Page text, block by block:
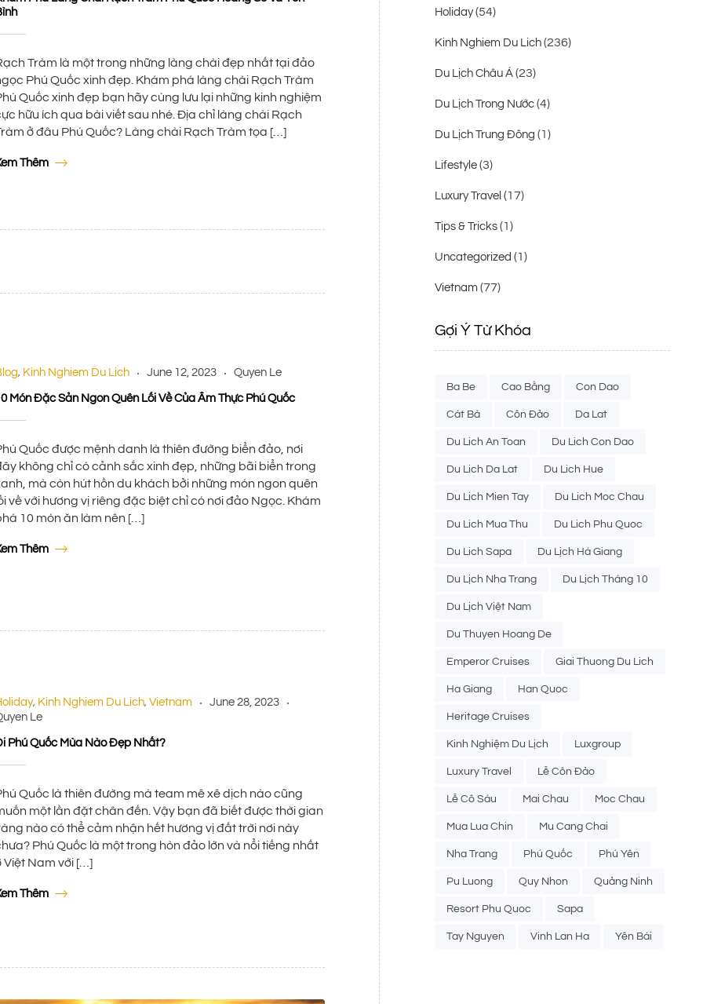
Tràm là một trong những làng chài đẹp nhất tại đảo
Phú Quốc xinh đẹp. Khám phá làng chài Rạch Tràm
Quốc xinh đẹp bạn hãy cùng lưu lại những kinh nghiệm
hữu ích qua bài viết sau nhé. Địa chỉ làng chài Rạch
ở đâu Phú Quốc? Làng chài Rạch Tràm tọa […]
Thêm
, Kinh Nghiem Du Lich June 12, 2023 Quyen Le
Món Đặc Sản Ngon Quên Lối Về Của Ẩm Thực Phú Quốc
Quốc được mệnh danh là thiên đường biển đảo, nơi
không chỉ có cảnh sắc xinh đẹp, những bãi biển trong
mà còn hút hồn du khách bởi những món ngon quên
về với hương vị riêng đặc biệt chỉ có nơi đảo Ngọc. Khám
10 món ăn làm nên […]
Thêm
, Kinh Nghiem Du Lich, Vietnam
June 28, 2023
Le
Phú Quốc Mùa Nào Đẹp Nhất?
Quốc là thiên đường mà team mê xê dịch nào cũng
một lần đặt chân đến. Vậy bạn đã biết được thời gian
nào có thể cảm nhận hết hương vị đất trời nơi này
Phú Quốc là một trong hòn đảo lớn và nổi tiếng nhất
Việt Nam với […]
Thêm
Holiday(54)
Kinh Nghiem Du Lich (236)
Du Lịch Châu Á (23)
Du Lịch Trong Nước (4)
Du Lịch Trung Đông (1)
Lifestyle (3)
Luxury Travel (17)
Tips & Tricks (1)
Uncategorized (1)
Vietnam (77)
Gợi Ý Từ Khóa
Ba Be Cao Bằng Con Dao
Cát Bà Côn Đảo Da Lat
Du Lich An Toan Du Lich Con Dao
Du Lich Da Lat Du Lich Hue
Du Lich Mien Tay Du Lich Moc Chau
Du Lich Mua Thu Du Lich Phu Quoc
Du Lich Sapa Du Lịch Hà Giang
Du Lịch Nha Trang Du Lịch Tháng 10
Du Lịch Việt Nam
Du Thuyen Hoang De
Emperor Cruises Giai Thuong Du Lich
Ha Giang Han Quoc
Heritage Cruises
Kinh Nghiệm Du Lịch Luxgroup
Luxury Travel Lễ Côn Đảo
Lễ Cô Sáu Mai Chau Moc Chau
Mua Lua Chin Mu Cang Chai
Nha Trang Phú Quốc Phú Yên
Pu Luong Quy Nhon Quảng Ninh
Resort Phu Quoc Sapa
Tay Nguyen Vinh Lan Ha Yên Bái